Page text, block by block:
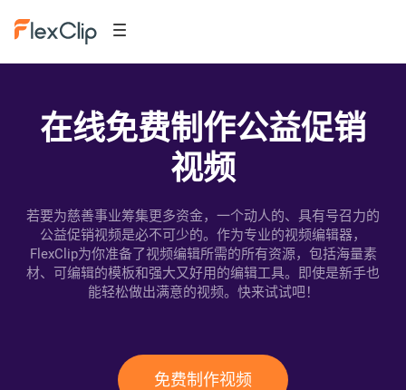
在线免费制作公益促销
视频
若要为慈善事业筹集更多资金，一个动人的、具有号召力的
公益促销视频是必不可少的。作为专业的视频编辑器，
FlexClip为你准备了视频编辑所需的所有资源，包括海量素
材、可编辑的模板和强大又好用的编辑工具。即使是新手也
能轻松做出满意的视频。快来试试吧！
免费制作视频